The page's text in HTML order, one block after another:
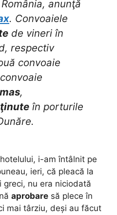
anunţă
. Convoaiele
de vineri în
respectiv
convoaie
,
în porturile
i-am întâlnit pe
ieri, că pleacă la
greci, nu era niciodată
aprobare să plece în
mai târziu, deși au făcut